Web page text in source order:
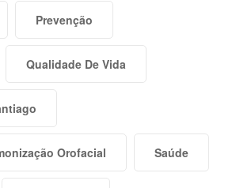
Prevenção
Qualidade De Vida
Orofacial Saúde